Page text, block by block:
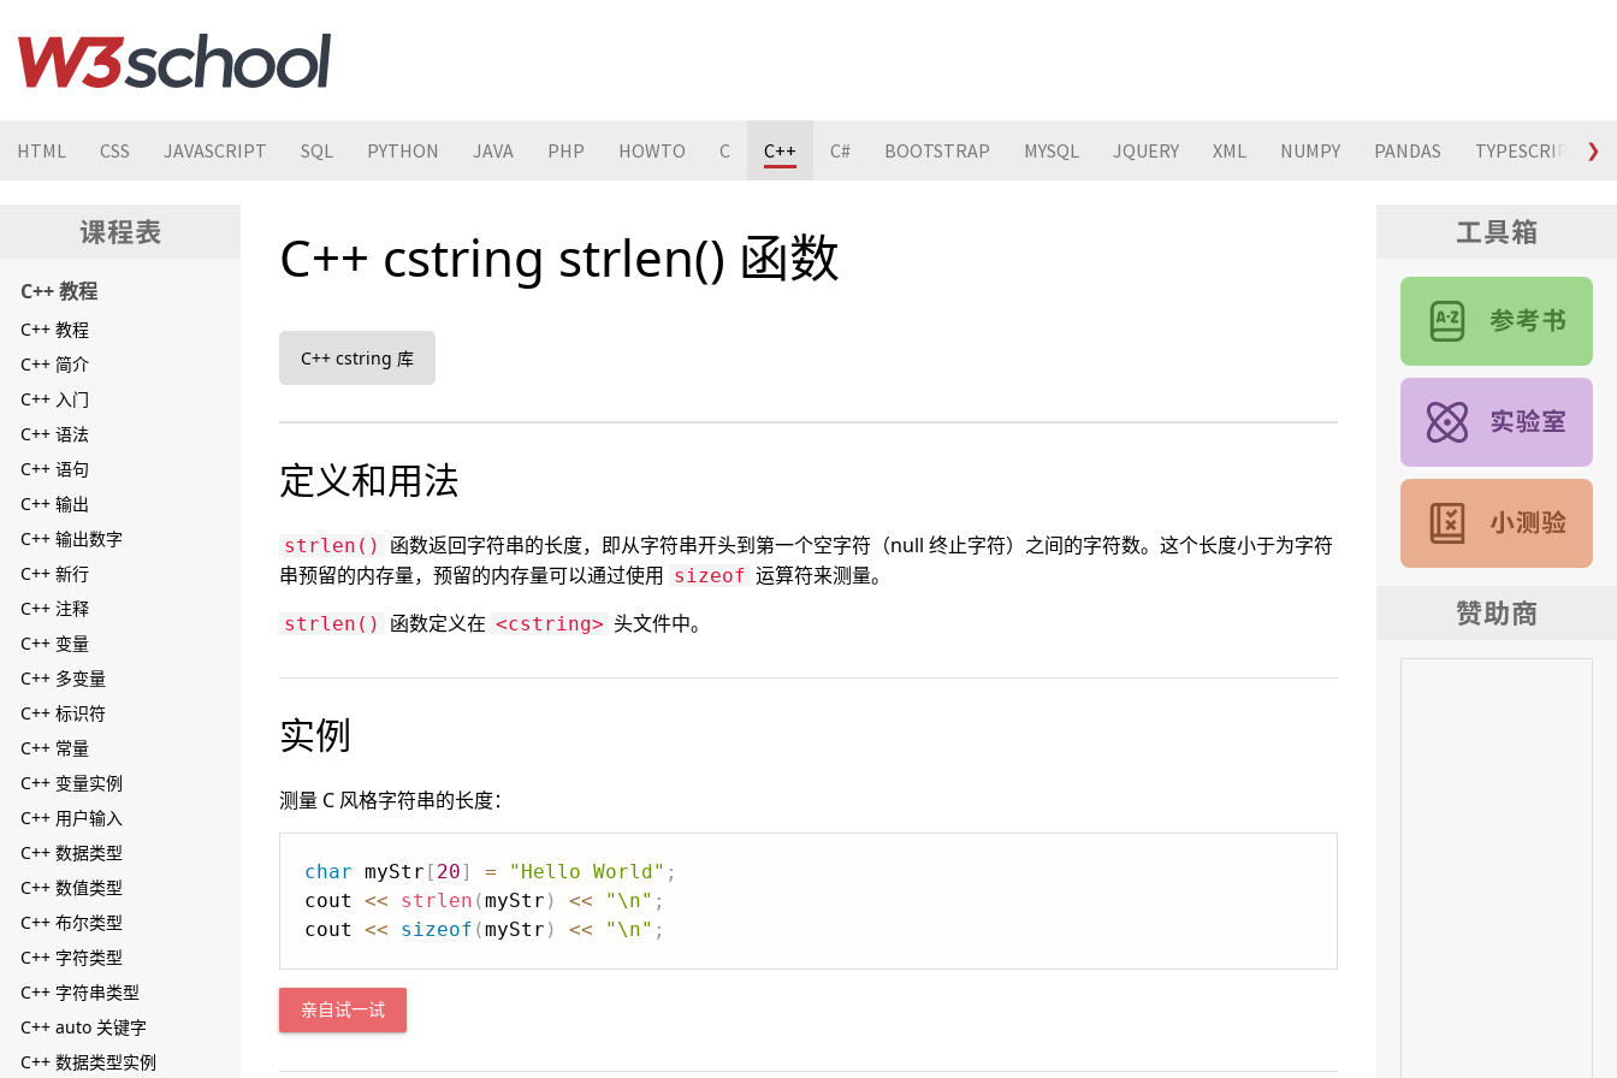
HTML CSS JAVASCRIPT SQL PYTHON JAVA PHP HOWTO C C++ C# BOOTSTRAP MYSQL JQUERY XML NUMPY PANDAS TYPESCRIPT ❯
C++ 教程
C++ 教程
C++ 简介
C++ 入门
C++ 语法
C++ 语句
C++ 输出
C++ 输出数字
C++ 新行
C++ 注释
C++ 变量
C++ 多变量
C++ 标识符
C++ 常量
C++ 变量实例
C++ 用户输入
C++ 数据类型
C++ 数值类型
C++ 布尔类型
C++ 字符类型
C++ 字符串类型
C++ auto 关键字
C++ 数据类型实例
C++ cstring strlen() 函数
C++ cstring 库
定义和用法
strlen()
函数返回字符串的长度，即从字符串开头到第一个空字符（null 终止字符）之间的字符数。这个长度小于为字符
串预留的内存量，预留的内存量可以通过使用 sizeof 运算符来测量。
strlen() 函数定义在 <cstring> 头文件中。
实例
测量 C 风格字符串的长度：
char myStr [ 20] = "Hello World" ;
cout << strlen (myStr ) << "\n" ;
cout << sizeof (myStr ) << "\n" ;
亲自试一试